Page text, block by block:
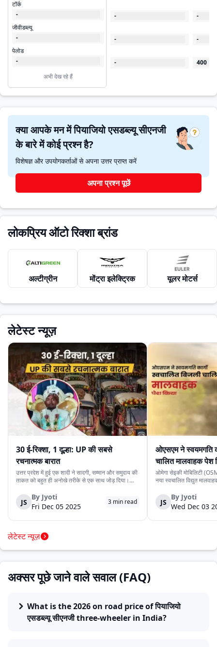
टॉर्क
-
जीवीडब्ल्यू
-
पेलोड
-
अभी देख रहे हैं
-
-
-
-
-
400
क्या आपके मन में पियाजियो एसडब्ल्यू सीएनजी
के बारे में कोई प्रश्न है?
विशेषज्ञ और उपयोगकर्ताओं से अपना उत्तर प्राप्त करें
अपना प्रश्न पूछें
लोकप्रिय ऑटो रिक्शा ब्रांड
अल्टीग्रीन मोंट्रा इलेक्ट्रिक यूलर मोटर्स
लेटेस्ट न्यूज़
30 ई-रिक्शा, 1 दूल्हा: UP की सबसे
रचनात्मक बारात
उत्तर प्रदेश में हुई एक शादी ने सादगी, सम्मान और समुदाय की
ताकत को बहुत ही अनोखे तरीके से एक साथ जोड़ दिया।
वाहन की व्यवस्था करने के लिये पर्याप्त साधन नहीं थे।
लेकिन दोस्ती की भावना ने उस...
JS
By Jyoti
Fri Dec 05 2025
3 min read
ओएसएम ने स्वयमगति
चालित मालवाहक पेश
ओमेगा सेइकी मोबिलिटी
नया स्वचालित विद्युत
के स्वचालित यात्री संस्करण
लिये प्रस्तुत किया गया दूसरा
JS
By Jyoti
Wed Dec 03
लेटेस्ट न्यूज़
अक्सर पूछे जाने वाले सवाल (FAQ)
What is the 2026 on road price of पियाजियो
एसडब्ल्यू सीएनजी three-wheeler in India?